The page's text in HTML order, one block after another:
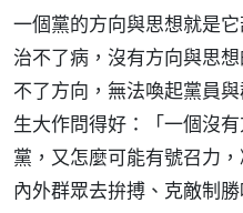
一個黨的方向與思想就是
治不了病，沒有方向與思
不了方向，無法喚起黨員
生大作問得好：「一個沒
黨，又怎麼可能有號召力
內外群眾去拚搏、克敵制勝